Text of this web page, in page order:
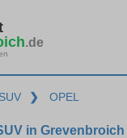
.de
SUV ❯ OPEL
in